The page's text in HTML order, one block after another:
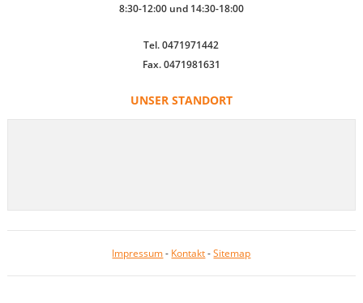
8:30-12:00 und 14:30-18:00
Tel. 0471971442
Fax. 0471981631
UNSER STANDORT
Impressum- Kontakt-Sitemap